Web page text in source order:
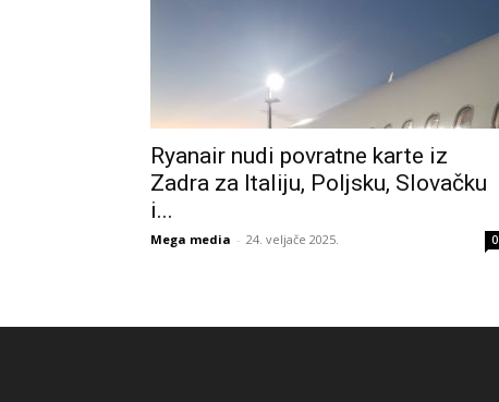
Ryanair nudi povratne karte iz
Zadra za Italiju, Poljsku, Slovačku
i...
Mega media - 24. veljače 2025. 0